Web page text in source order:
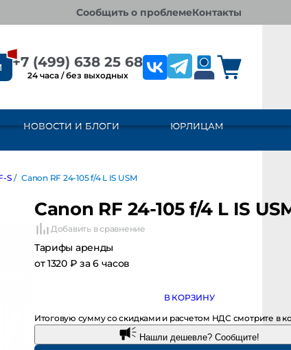
сообщить о проблеме контакты
+7 (499) 638 25 68
24 часа / без выходных
НОВОСТИ И БЛОГИ ЮРЛИЦАМ
S / Canon RF 24-105 f/4 L IS USM
Canon RF 24-105 f/4 L IS
Добавить в сравнение
Тарифы аренды
от 1320 ₽ за 6 часов
В КОРЗИНУ
Итоговую сумму со скидками и расчетом НДС смотрите в
Нашли дешевле? Сообщите!